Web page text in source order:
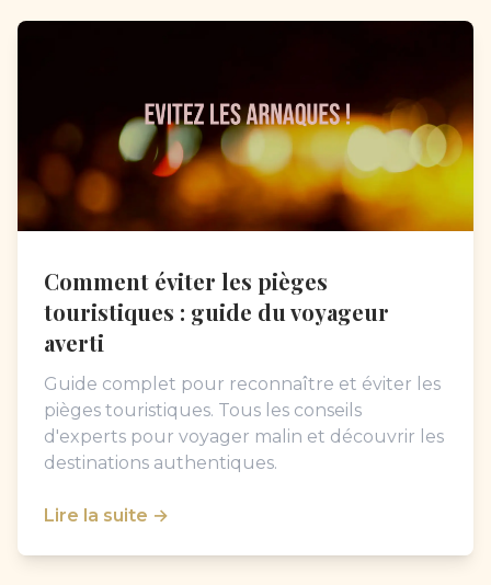
Comment éviter les pièges
touristiques : guide du voyageur
averti
Guide complet pour reconnaître et éviter les
pièges touristiques. Tous les conseils
d'experts pour voyager malin et découvrir les
destinations authentiques.
Lire la suite →